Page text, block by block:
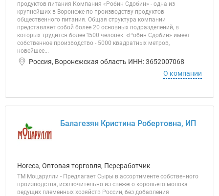
продуктов питания Компания «Робин Сдобин» - одна из
крупнейших в Воронеже по производству продуктов
общественного питания. Общая структура компании
представляет собой более 20 основных подразделений, в
которых трудится более 1500 человек. «Робин Сдобин» имеет
собственное производство - 5000 квадратных метров,
новейшее...
Россия, Воронежская область ИНН: 3652007068
О компании
Балагезян Кристина Робертовна, ИП
Horeca, Оптовая торговля, Переработчик
ТМ Моцарулли - Предлагает Сыры в ассортименте собственного
производства, исключительно из свежего коровьего молока
ведущих племенных хозяйств России, без добавления